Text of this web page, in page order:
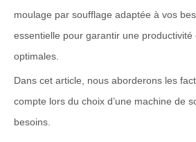
moulage par soufflage adaptée à vos
essentielle pour garantir une productivité
optimales.
Dans cet article, nous aborderons les
compte lors du choix d’une machine de
besoins.